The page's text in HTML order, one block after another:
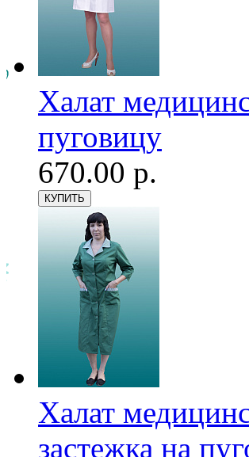
Халат
пуговицу
670.00 р.
Халат
застежка на